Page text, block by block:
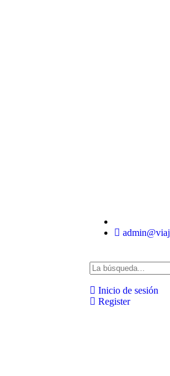
Inicio de sesión
Register